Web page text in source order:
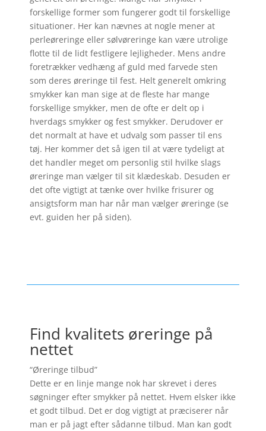
forskellige former som fungerer godt til forskellige
situationer. Her kan nævnes at nogle mener at
perleøreringe eller sølvøreringe kan være utrolige
flotte til de lidt festligere lejligheder. Mens andre
foretrækker vedhæng af guld med farvede sten
som deres øreringe til fest. Helt generelt omkring
smykker kan man sige at de fleste har mange
forskellige smykker, men de ofte er delt op i
hverdags smykker og fest smykker. Derudover er
det normalt at have et udvalg som passer til ens
tøj. Her kommer det så igen til at være tydeligt at
det handler meget om personlig stil hvilke slags
øreringe man vælger til sit klædeskab. Desuden er
det ofte vigtigt at tænke over hvilke frisurer og
ansigtsform man har når man vælger øreringe (se
evt. guiden her på siden).
Find kvalitets øreringe på
nettet
“Øreringe tilbud”
Dette er en linje mange nok har skrevet i deres
søgninger efter smykker på nettet. Hvem elsker ikke
et godt tilbud. Det er dog vigtigt at præciserer når
man er på jagt efter sådanne tilbud. Man kan godt